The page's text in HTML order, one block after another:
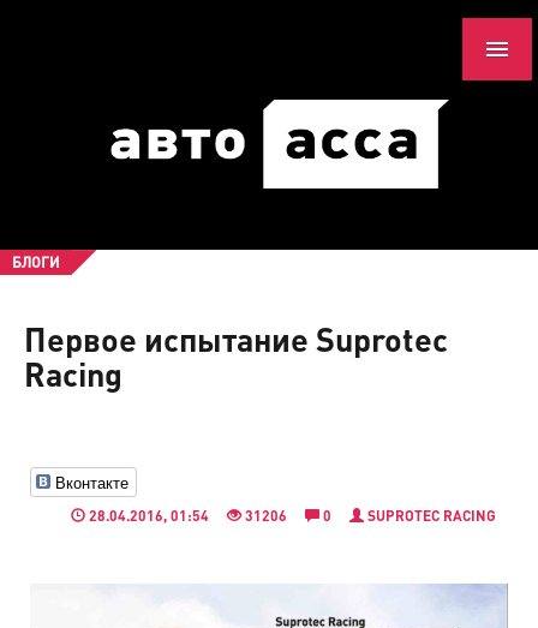
БЛОГИ
Первое испытание Suprotec
Racing
Вконтакте
28.04.2016, 01:54 31206 0 SUPROTEC RACING